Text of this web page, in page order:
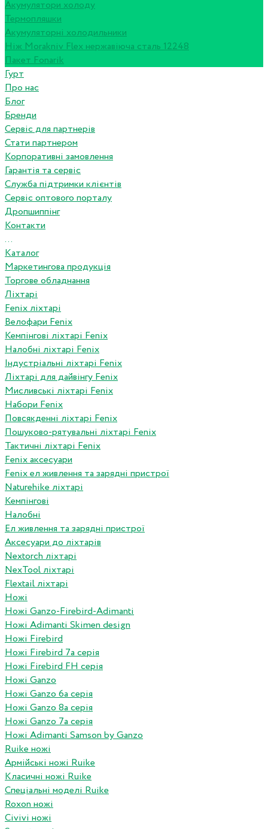
Акумулятори холоду
Термопляшки
Акумуляторні холодильники
Ніж Morakniv Flex нержавіюча сталь 12248
Пакет Fonarik
Гурт
Про нас
Блог
Бренди
Сервіс для партнерів
Стати партнером
Корпоративні замовлення
Гарантія та сервіс
Служба підтримки клієнтів
Сервіс оптового порталу
Дропшиппінг
Контакти
...
Каталог
Маркетингова продукція
Торгове обладнання
Ліхтарі
Fenix ліхтарі
Велофари Fenix
Кемпінгові ліхтарі Fenix
Налобні ліхтарі Fenix
Індустріальні ліхтарі Fenix
Ліхтарі для дайвінгу Fenix
Мисливські ліхтарі Fenix
Набори Fenix
Повсякденні ліхтарі Fenix
Пошуково-рятувальні ліхтарі Fenix
Тактичні ліхтарі Fenix
Fenix аксесуари
Fenix ел живлення та зарядні пристрої
Naturehike ліхтарі
Кемпінгові
Налобні
Ел живлення та зарядні пристрої
Аксесуари до ліхтарів
Nextorch ліхтарі
NexTool ліхтарі
Flextail ліхтарі
Ножі
Ножі Ganzo-Firebird-Adimanti
Ножі Adimanti Skimen design
Ножі Firebird
Ножі Firebird 7а серія
Ножі Firebird FH серія
Ножі Ganzo
Ножі Ganzo 6а серія
Ножі Ganzo 8а серія
Ножі Ganzo 7а серія
Ножі Adimanti Samson by Ganzo
Ruike ножі
Армійські ножі Ruike
Класичні ножі Ruike
Спеціальні моделі Ruike
Roxon ножi
Civivi ножі